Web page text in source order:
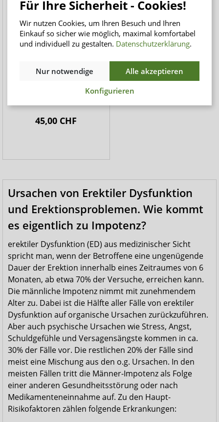
45,00 CHF
Ursachen von Erektiler Dysfunktion
und Erektionsproblemen. Wie kommt
es eigentlich zu Impotenz?
erektiler Dysfunktion (ED) aus medizinischer Sicht
spricht man, wenn der Betroffene eine ungenügende
Dauer der Erektion innerhalb eines Zeitraumes von 6
Monaten, ab etwa 70% der Versuche, erreichen kann.
Die männliche Impotenz nimmt mit zunehmendem
Alter zu. Dabei ist die Hälfte aller Fälle von erektiler
Dysfunktion auf organische Ursachen zurückzuführen.
Aber auch psychische Ursachen wie Stress, Angst,
Schuldgefühle und Versagensängste kommen in ca.
30% der Fälle vor. Die restlichen 20% der Fälle sind
meist eine Mischung aus den o.g. Ursachen. In den
meisten Fällen tritt die Männer-Impotenz als Folge
einer anderen Gesundheitsstörung oder nach
Medikamenteneinnahme auf. Zu den Haupt-
Risikofaktoren zählen folgende Erkrankungen:
Für Ihre Sicherheit - Cookies!
Wir nutzen Cookies, um Ihren Besuch und Ihren
Einkauf so sicher wie möglich, maximal komfortabel
und individuell zu gestalten. Datenschutzerklärung.
Nur notwendige
Alle akzeptieren
Konfigurieren